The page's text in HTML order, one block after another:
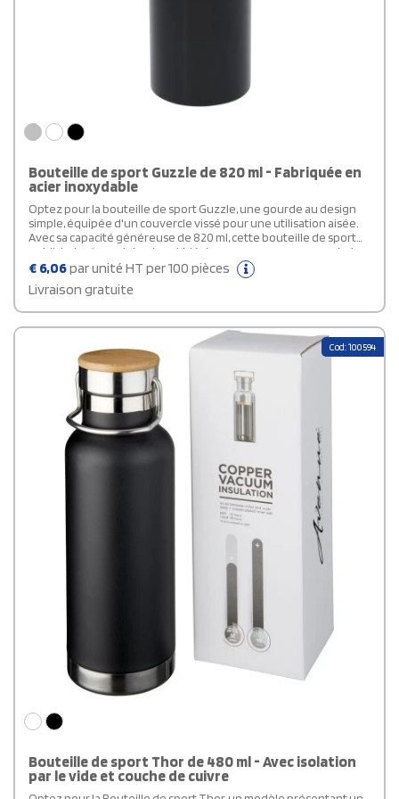
Bouteille de sport Guzzle de 820 ml - Fabriquée en
acier inoxydable
Optez pour la bouteille de sport Guzzle, une gourde au design
simple, équipée d'un couvercle vissé pour une utilisation aisée.
Avec sa capacité généreuse de 820 ml, cette bouteille de sport
publiciraire à paroi simple est idéale pour vous que vous puissiez
rester hydraté toute la journée. Fabriquée en acier inoxydable,
elle est solide et durable. De plus, elle offre de multiples options
pour afficher de manière distinctive tout logo ou message.
€ 6,06par unité HT per 100 pièces
Livraison gratuite
Cod: 100594
Bouteille de sport Thor de 480 ml - Avec isolation
par le vide et couche de cuivre